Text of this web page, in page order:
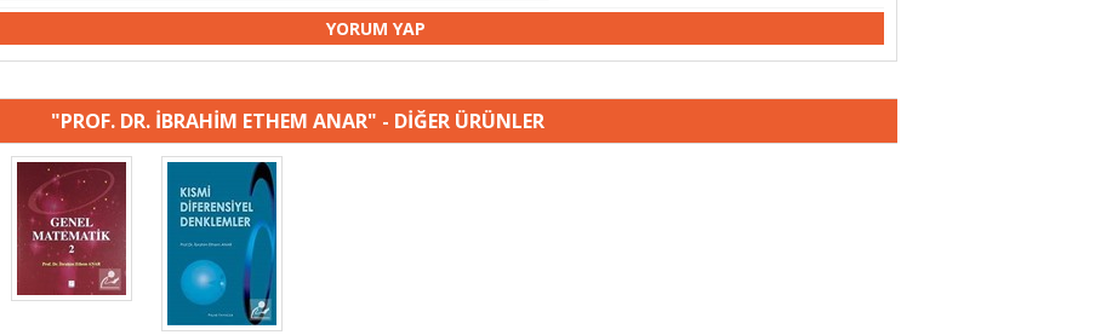
"PROF. DR. İBRAHİM ETHEM ANAR" - DİĞER ÜRÜNLER